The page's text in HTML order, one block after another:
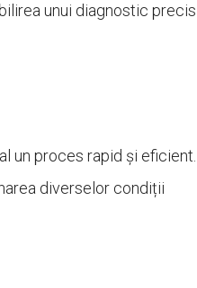
unui diagnostic precis
un proces rapid și eficient.
diverselor condiții